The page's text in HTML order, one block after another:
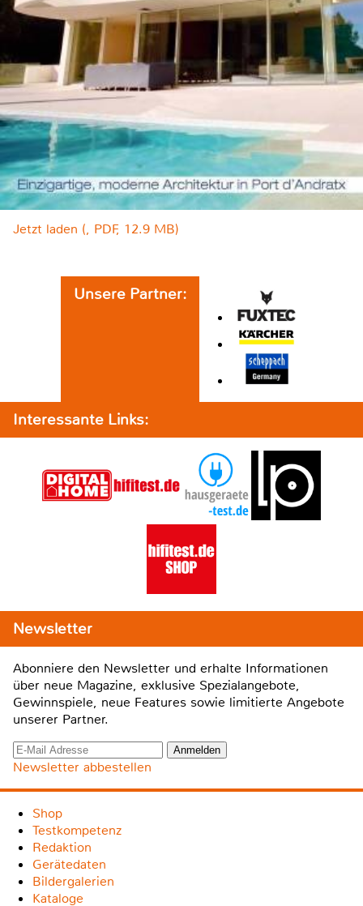
Jetzt laden (, PDF, 12.9 MB)
Unsere Partner:
Interessante Links:
Newsletter
Abonniere den Newsletter und erhalte Informationen
über neue Magazine, exklusive Spezialangebote,
Gewinnspiele, neue Features sowie limitierte Angebote
unserer Partner.
Newsletter abbestellen
Shop
Testkompetenz
Redaktion
Gerätedaten
Bildergalerien
Kataloge